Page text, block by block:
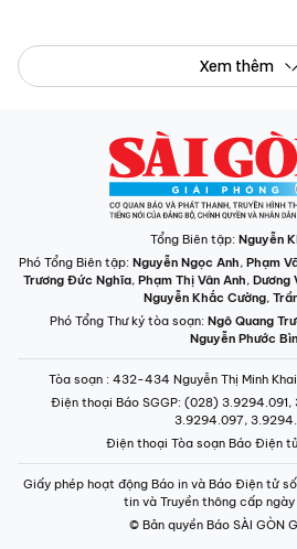
Xem thêm
Tổng Biên tập: Nguyễn
Phó Tổng Biên tập: Nguyễn Ngọc Anh, Phạm
Trương Đức Nghĩa, Phạm Thị Vân Anh, Dương
Nguyễn Khắc Cường,
Phó Tổng Thư ký tòa soạn: Ngô Quang
Nguyễn Phước
Tòa soạn : 432-434 Nguyễn Thị Minh
Điện thoại Báo SGGP: (028)
3.9294.097,
Điện thoại Tòa soạn Báo Điện
Giấy phép hoạt động Báo in và Báo Điện tử
tin và Truyền thông cấp
© Bản quyền Báo SÀI GÒN